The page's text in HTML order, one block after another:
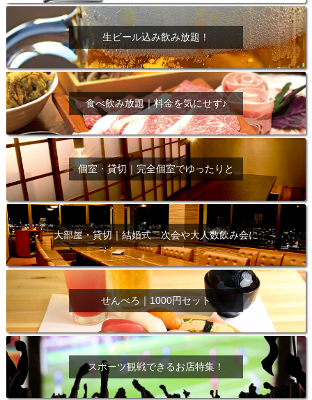
生ビール込み飲み放題！
食べ飲み放題｜料金を気にせず♪
個室・貸切｜完全個室でゆったりと
大部屋・貸切｜結婚式二次会や大人数飲み会に
せんべろ｜1000円セット
スポーツ観戦できるお店特集！